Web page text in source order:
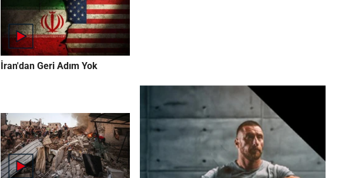
İran'dan Geri Adım Yok